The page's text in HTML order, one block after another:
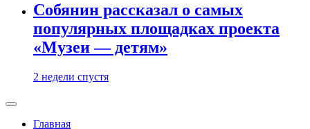
Собянин рассказал о самых
популярных площадках проекта
«Музеи — детям»
2 недели спустя
Главная